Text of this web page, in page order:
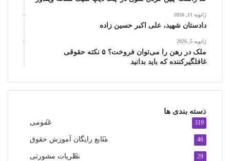
ژانویه 11, 2026
دادستان شهید، علی اکبر حسین زاده
ژانویه 5, 2026
ملک در رهن را می‌توان فروخت؟ ۵ نکته حقوقی
غافلگیرکننده که باید بدانید
دسته بندی ها
عمومی 319
منابع رایگان آموزش حقوق 46
نظریات مشورتی 29